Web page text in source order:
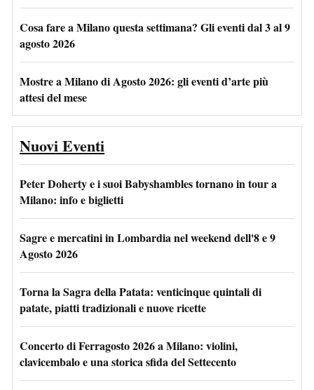
Cosa fare a Milano questa settimana? Gli eventi dal 3 al 9
agosto 2026
Mostre a Milano di Agosto 2026: gli eventi d’arte più
attesi del mese
Nuovi Eventi
Peter Doherty e i suoi Babyshambles tornano in tour a
Milano: info e biglietti
Sagre e mercatini in Lombardia nel weekend dell'8 e 9
Agosto 2026
Torna la Sagra della Patata: venticinque quintali di
patate, piatti tradizionali e nuove ricette
Concerto di Ferragosto 2026 a Milano: violini,
clavicembalo e una storica sfida del Settecento